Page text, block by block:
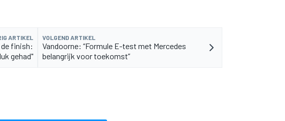
ARTIKEL
finish:
gehad"
VOLGEND ARTIKEL
Vandoorne: “Formule E-test met Mercedes
belangrijk voor toekomst”